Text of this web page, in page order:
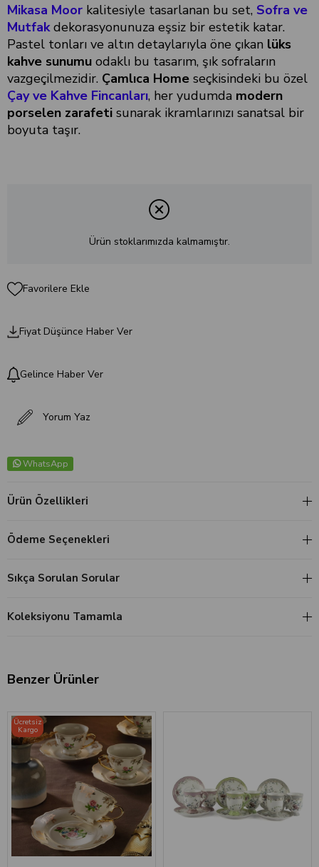
Mikasa Moor kalitesiyle tasarlanan bu set, Sofra ve
Mutfakdekorasyonunuza eşsiz bir estetik katar.
Pastel tonları ve altın detaylarıyla öne çıkan lüks
kahve sunumu odaklı bu tasarım, şık sofraların
vazgeçilmezidir. Çamlıca Home seçkisindeki bu özel
Çay ve Kahve Fincanları, her yudumda modern
porselen zarafeti sunarak ikramlarınızı sanatsal bir
boyuta taşır.
Ürün stoklarımızda kalmamıştır.
Favorilere Ekle
Fiyat Düşünce Haber Ver
Gelince Haber Ver
Yorum Yaz
WhatsApp
Ürün Özellikleri
Ödeme Seçenekleri
Sıkça Sorulan Sorular
Koleksiyonu Tamamla
Benzer Ürünler
Ücretsiz
Kargo